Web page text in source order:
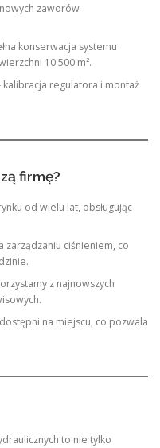
zaworów
konserwacja systemu
10 500 m².
kalibracja regulatora i montaż
firmę?
od wielu lat, obsługując
zarządzaniu ciśnieniem, co
z najnowszych
na miejscu, co pozwala
to nie tylko